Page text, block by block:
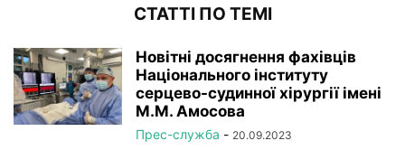
СТАТТІ ПО ТЕМІ
Новітні досягнення фахівців
Національного інституту
серцево-судинної хірургії імeні
М.М. Амосова
Прес-служба - 20.09.2023